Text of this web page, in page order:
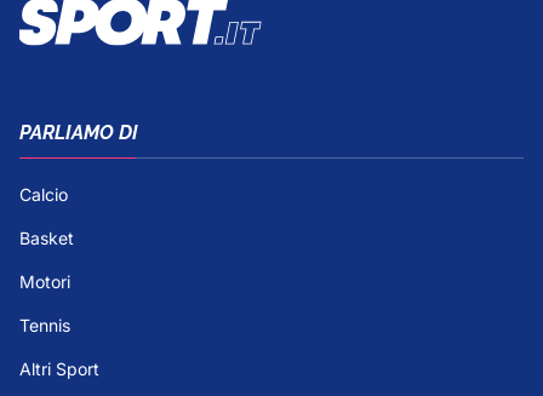
PARLIAMO DI
Calcio
Basket
Motori
Tennis
Altri Sport